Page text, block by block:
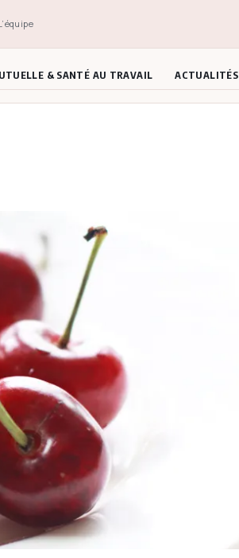
& SANTÉ AU TRAVAIL ACTUALITÉS